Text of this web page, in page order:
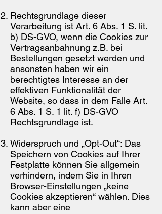
Rechtsgrundlage dieser
Verarbeitung ist Art. 6 Abs. 1 S. lit.
b) DS-GVO, wenn die Cookies zur
Vertragsanbahnung z.B. bei
Bestellungen gesetzt werden und
ansonsten haben wir ein
berechtigtes Interesse an der
effektiven Funktionalität der
Website, so dass in dem Falle Art.
6 Abs. 1 S. 1 lit. f) DS-GVO
Rechtsgrundlage ist.
Widerspruch und „Opt-Out“: Das
Speichern von Cookies auf Ihrer
Festplatte können Sie allgemein
verhindern, indem Sie in Ihren
Browser-Einstellungen „keine
Cookies akzeptieren“ wählen. Dies
kann aber eine